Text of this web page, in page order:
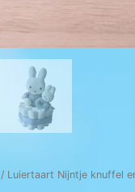
/ Luiertaart Nijntje knuffel